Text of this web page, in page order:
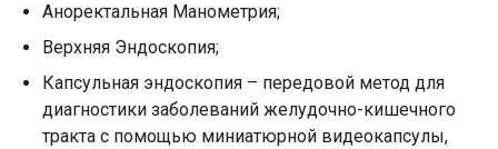
Аноректальная Манометрия;
Верхняя Эндоскопия;
Капсульная эндоскопия – передовой метод для
диагностики заболеваний желудочно-кишечного
тракта с помощью миниатюрной видеокапсулы,